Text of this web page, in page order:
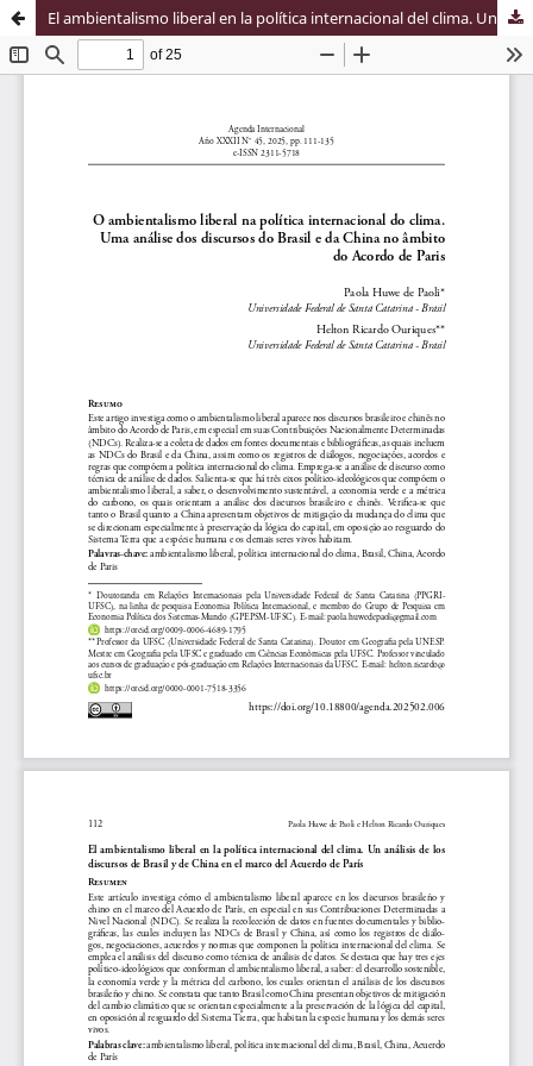
El ambientalismo liberal en la política internacional del clima. Un análisis de los discursos de Brasil y de China en el marco del Acuerdo de París